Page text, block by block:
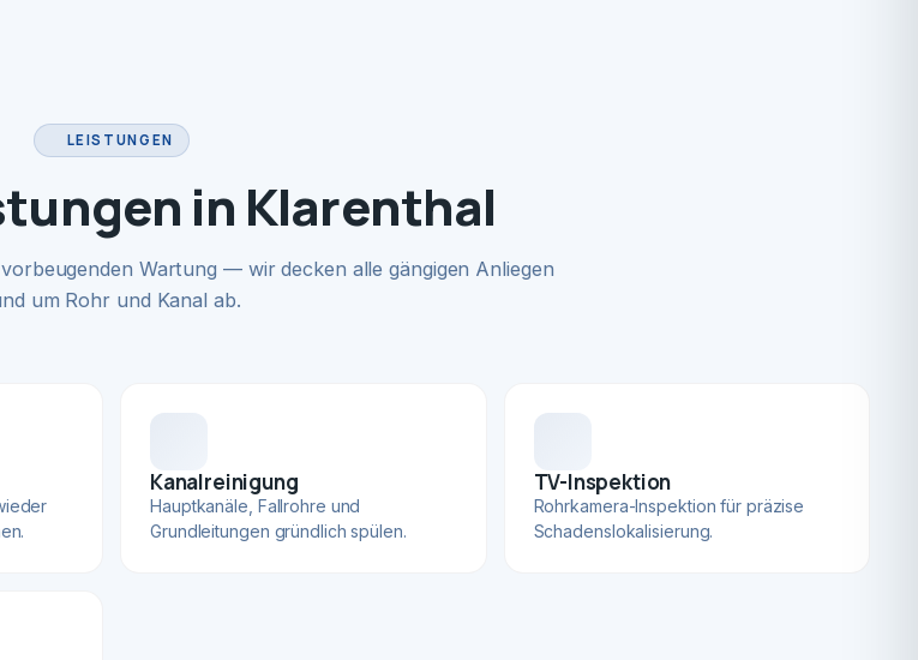
LEISTUNGEN
in Klarenthal
Wartung — wir decken alle gängigen Anliegen
um Rohr und Kanal ab.
Kanalreinigung
Hauptkanäle, Fallrohre und
Grundleitungen gründlich spülen.
TV-Inspektion
Rohrkamera-Inspektion für präzise
Schadenslokalisierung.